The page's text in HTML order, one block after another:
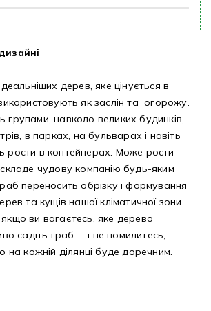
дерев, яке цінується в
як заслін та огорожу.
навколо великих будинків,
в парках, на бульварах і навіть
рости в контейнерах. Може рости
чудову компанію будь-яким
переносить обрізку і формування
та кущів нашої кліматичної зони.
ви вагаєтесь, яке дерево
садіть граб – і не помилитесь,
на кожній ділянці буде доречним.